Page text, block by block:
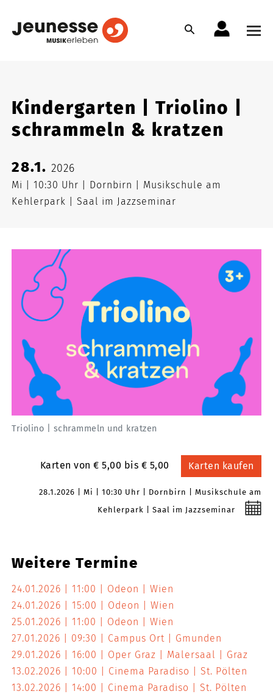
Kindergarten | Triolino |
schrammeln & kratzen
28.1.2026
Mi 10:30 Uhr Dornbirn
Musikschule am
Kehlerpark
Saal im Jazzseminar
Triolino | schrammeln und kratzen
Karten von € 5,00 bis € 5,00 Karten kaufen
28.1.2026 Mi 10:30 Uhr Dornbirn
Musikschule am
Kehlerpark
Saal im Jazzseminar
Weitere Termine
24.01.2026 11:00 Odeon
Wien
24.01.2026
15:00 Odeon
Wien
25.01.2026
11:00 Odeon
Wien
27.01.2026
09:30 Campus Ort
Gmunden
29.01.2026
16:00 Oper Graz | Malersaal
Graz
13.02.2026
10:00 Cinema Paradiso
St. Pölten
13.02.2026
14:00 Cinema Paradiso
St. Pölten